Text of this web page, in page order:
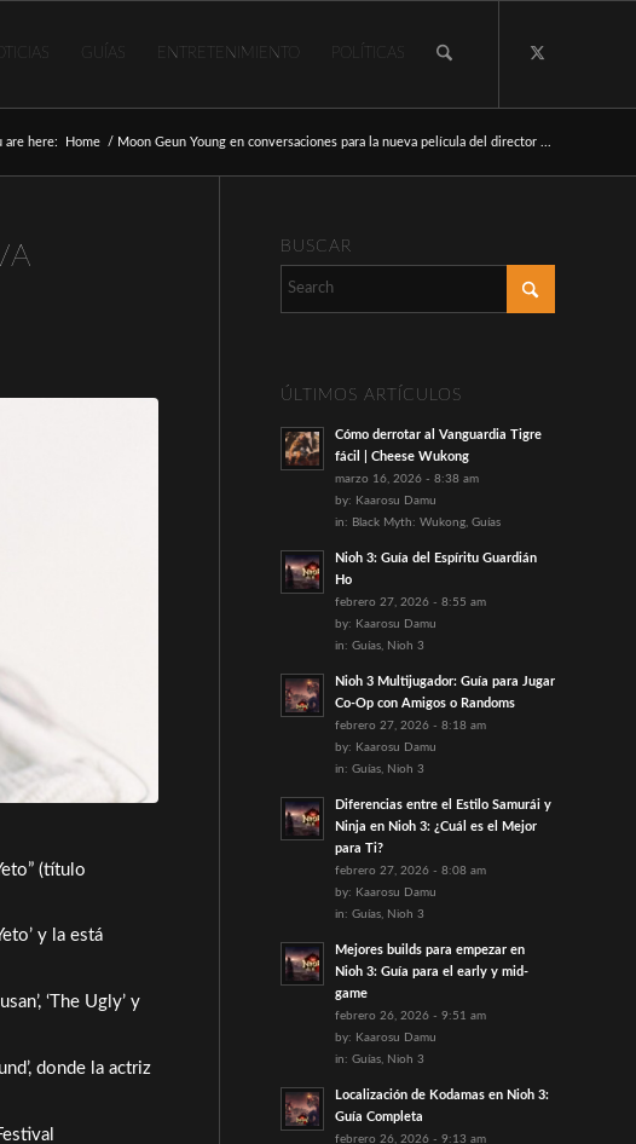
GUÍAS ENTRETENIMIENTO POLÍTICAS
are here: Home / Moon Geun Young en conversaciones para la nueva película del director ...
(título
y la está
‘The Ugly’ y
donde la actriz
BUSCAR
ÚLTIMOS ARTÍCULOS
Cómo derrotar al Vanguardia Tigre
fácil | Cheese Wukong
marzo 16, 2026 - 8:38 am
by: Kaarosu Damu
in: Black Myth: Wukong, Guías
Nioh 3: Guía del Espíritu Guardián
Ho
febrero 27, 2026 - 8:55 am
by: Kaarosu Damu
in: Guías, Nioh 3
Nioh 3 Multijugador: Guía para Jugar
Co-Op con Amigos o Randoms
febrero 27, 2026 - 8:18 am
by: Kaarosu Damu
in: Guías, Nioh 3
Diferencias entre el Estilo Samurái y
Ninja en Nioh 3: ¿Cuál es el Mejor
para Ti?
febrero 27, 2026 - 8:08 am
by: Kaarosu Damu
in: Guías, Nioh 3
Mejores builds para empezar en
Nioh 3: Guía para el early y mid-
game
febrero 26, 2026 - 9:51 am
by: Kaarosu Damu
in: Guías, Nioh 3
Localización de Kodamas en Nioh 3:
Guía Completa
febrero 26, 2026 - 9:13 am